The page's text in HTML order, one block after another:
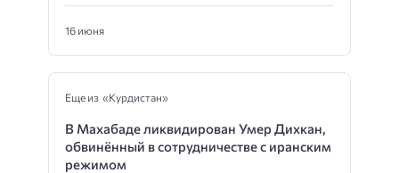
16 июня
Еще из «Курдистан»
В Махабаде ликвидирован Умер Дихкан,
обвинённый в сотрудничестве с иранским
режимом